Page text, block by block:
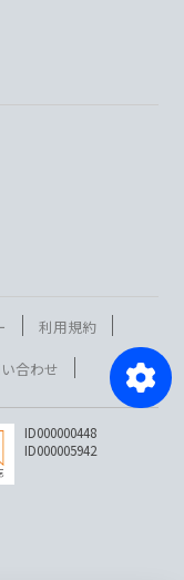
利用規約
合わせ
ID000000448
ID000005942